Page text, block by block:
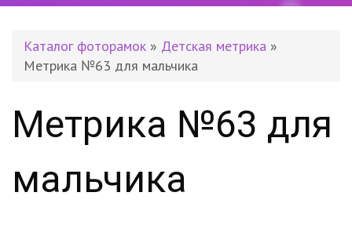
Каталог фоторамок » Детская метрика »
Метрика №63 для мальчика
Метрика №63 для
мальчика